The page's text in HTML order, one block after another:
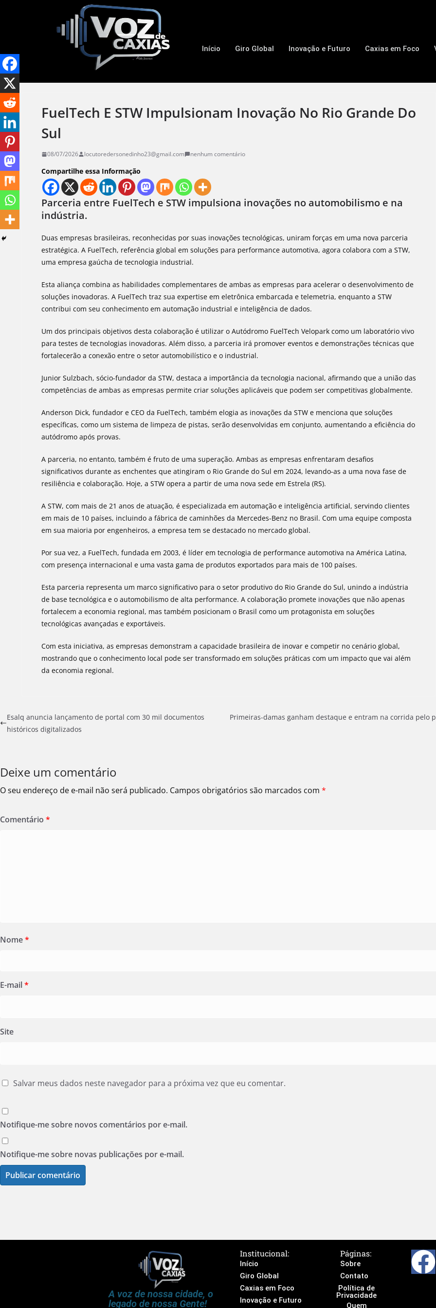
Início Giro Global Inovação e Futuro Caxias em Foco
FuelTech E STW Impulsionam Inovação No Rio Grande Do
Sul
08/07/2026 locutoredersonedinho23@gmail.com nenhum comentário
Compartilhe essa Informação
Parceria entre FuelTech e STW impulsiona inovações no automobilismo e na
indústria.
Duas empresas brasileiras, reconhecidas por suas inovações tecnológicas, uniram forças em uma nova parceria
estratégica. A FuelTech, referência global em soluções para performance automotiva, agora colabora com a STW,
uma empresa gaúcha de tecnologia industrial.
Esta aliança combina as habilidades complementares de ambas as empresas para acelerar o desenvolvimento de
soluções inovadoras. A FuelTech traz sua expertise em eletrônica embarcada e telemetria, enquanto a STW
contribui com seu conhecimento em automação industrial e inteligência de dados.
Um dos principais objetivos desta colaboração é utilizar o Autódromo FuelTech Velopark como um laboratório vivo
para testes de tecnologias inovadoras. Além disso, a parceria irá promover eventos e demonstrações técnicas que
fortalecerão a conexão entre o setor automobilístico e o industrial.
Junior Sulzbach, sócio-fundador da STW, destaca a importância da tecnologia nacional, afirmando que a união das
competências de ambas as empresas permite criar soluções aplicáveis que podem ser competitivas globalmente.
Anderson Dick, fundador e CEO da FuelTech, também elogia as inovações da STW e menciona que soluções
específicas, como um sistema de limpeza de pistas, serão desenvolvidas em conjunto, aumentando a eficiência do
autódromo após provas.
A parceria, no entanto, também é fruto de uma superação. Ambas as empresas enfrentaram desafios
significativos durante as enchentes que atingiram o Rio Grande do Sul em 2024, levando-as a uma nova fase de
resiliência e colaboração. Hoje, a STW opera a partir de uma nova sede em Estrela (RS).
A STW, com mais de 21 anos de atuação, é especializada em automação e inteligência artificial, servindo clientes
em mais de 10 países, incluindo a fábrica de caminhões da Mercedes-Benz no Brasil. Com uma equipe composta
em sua maioria por engenheiros, a empresa tem se destacado no mercado global.
Por sua vez, a FuelTech, fundada em 2003, é líder em tecnologia de performance automotiva na América Latina,
com presença internacional e uma vasta gama de produtos exportados para mais de 100 países.
Esta parceria representa um marco significativo para o setor produtivo do Rio Grande do Sul, unindo a indústria
de base tecnológica e o automobilismo de alta performance. A colaboração promete inovações que não apenas
fortalecem a economia regional, mas também posicionam o Brasil como um protagonista em soluções
tecnológicas avançadas e exportáveis.
Com esta iniciativa, as empresas demonstram a capacidade brasileira de inovar e competir no cenário global,
mostrando que o conhecimento local pode ser transformado em soluções práticas com um impacto que vai além
da economia regional.
Esalq anuncia lançamento de portal com 30 mil documentos
históricos digitalizados
Primeiras-damas ganham destaque e entram na corrida pelo
Deixe um comentário
O seu endereço de e-mail não será publicado. Campos obrigatórios são marcados com *
Comentário *
Nome*
E-mail*
Site
Salvar meus dados neste navegador para a próxima vez que eu comentar.
Notifique-me sobre novos comentários por e-mail.
Notifique-me sobre novas publicações por e-mail.
A voz de nossa cidade, o
legado de nossa Gente!
Institucional:
Início
Giro Global
Caxias em Foco
Inovação e Futuro
Páginas:
Sobre
Contato
Política de
Privacidade
Quem